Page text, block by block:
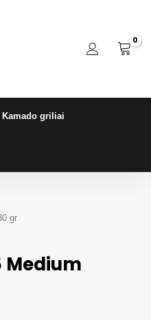
Kamado griliai
gr
Medium